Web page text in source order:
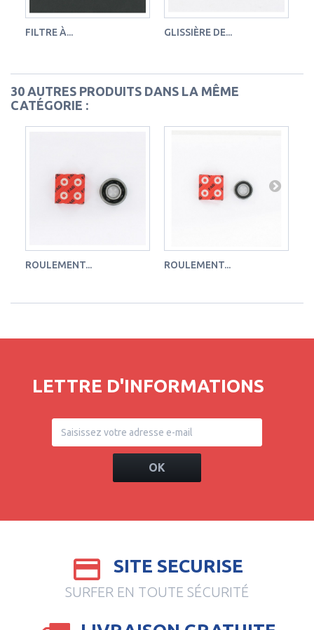
FILTRE À... GLISSIÈRE DE...
30 AUTRES PRODUITS DANS LA MÊME
CATÉGORIE :
ROULEMENT... ROULEMENT...
LETTRE D'INFORMATIONS
OK
SITE SECURISE
SURFER EN TOUTE SÉCURITÉ